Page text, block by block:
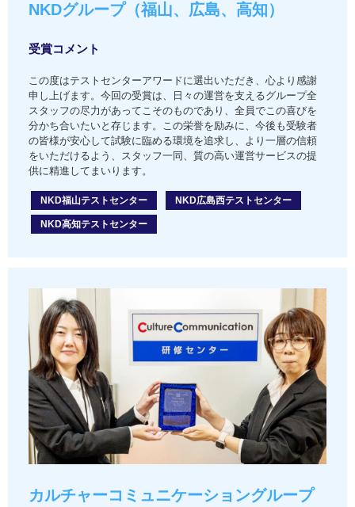
NKDグループ（福山、広島、高知）
受賞コメント
この度はテストセンターアワードに選出いただき、心より感謝
申し上げます。今回の受賞は、日々の運営を支えるグループ全
スタッフの尽力があってこそのものであり、全員でこの喜びを
分かち合いたいと存じます。この栄誉を励みに、今後も受験者
の皆様が安心して試験に臨める環境を追求し、より一層の信頼
をいただけるよう、スタッフ一同、質の高い運営サービスの提
供に精進してまいります。
NKD福山テストセンター NKD広島西テストセンター
NKD高知テストセンター
カルチャーコミュニケーショングループ